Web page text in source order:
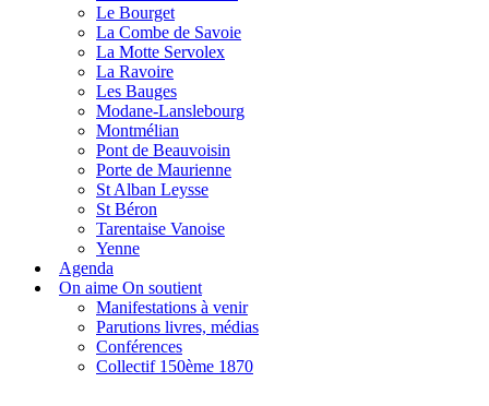
Le Bourget
La Combe de Savoie
La Motte Servolex
La Ravoire
Les Bauges
Modane-Lanslebourg
Montmélian
Pont de Beauvoisin
Porte de Maurienne
St Alban Leysse
St Béron
Tarentaise Vanoise
Yenne
Agenda
On aime On soutient
Manifestations à venir
Parutions livres, médias
Conférences
Collectif 150ème 1870